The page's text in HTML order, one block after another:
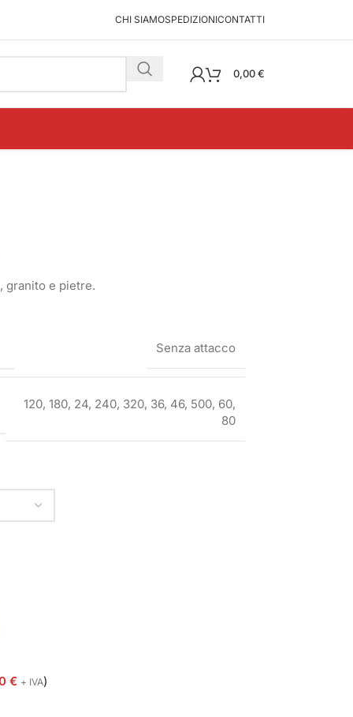
CHI SIAMOSPEDIZIONICONTATTI
0,00€
granito e pietre.
Senza attacco
120, 180, 24, 240, 320, 36, 46, 500, 60,
80
€ + IVA)